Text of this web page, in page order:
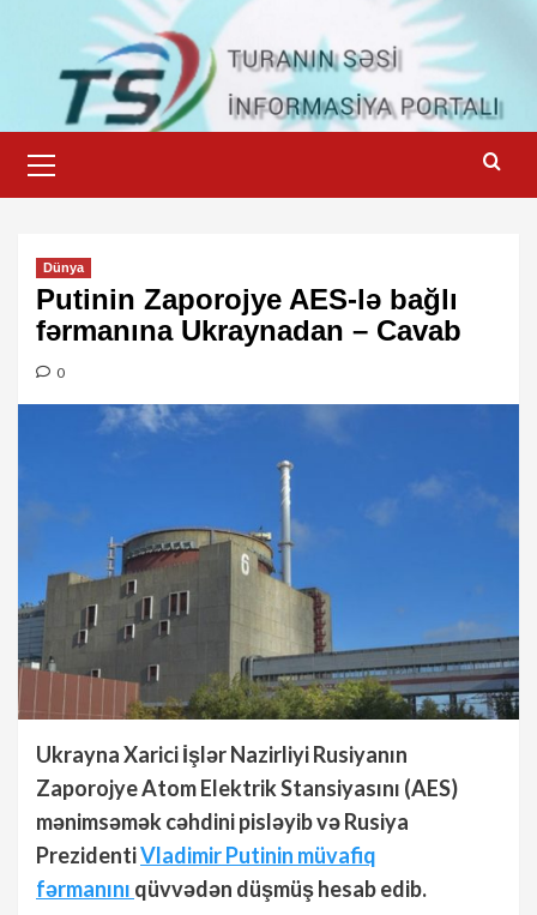
content
Menu
Dünya
Putinin Zaporojye AES-lə bağlı
fərmanına Ukraynadan – Cavab
0
Ukrayna Xarici İşlər Nazirliyi Rusiyanın
Zaporojye Atom Elektrik Stansiyasını (AES)
mənimsəmək cəhdini pisləyib və Rusiya
PrezidentiVladimir Putinin müvafiq
fərmanını qüvvədən düşmüş hesab edib.